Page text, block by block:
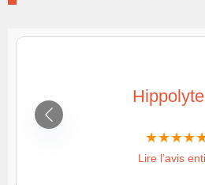
Lire l’avis